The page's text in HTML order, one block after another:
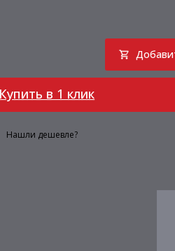
Купить в 1 клик
Нашли дешевле?